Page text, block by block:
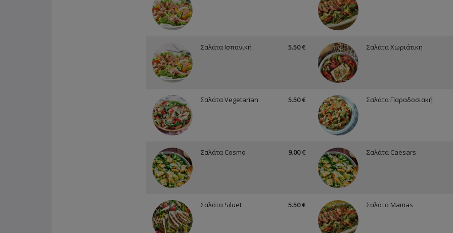
Σαλάτα Ισπανική 5.50 € Σαλάτα Χωριάτικη
Σαλάτα Vegetarian 5.50 € Σαλάτα Παραδοσιακή
Σαλάτα Cosmo 9.00 € Σαλάτα Caesars
Σαλάτα Siluet 5.50 € Σαλάτα Mamas